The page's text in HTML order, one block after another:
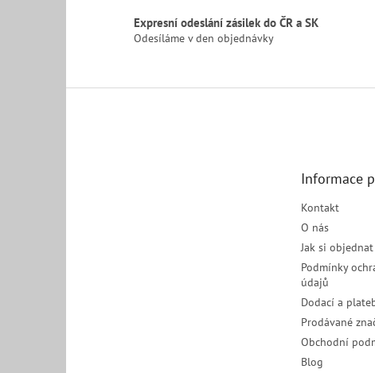
Expresní odeslání zásilek do ČR a SK
Odesíláme v den objednávky
Informace
Kontakt
O nás
Jak si objednat
Podmínky
údajů
Dodací a
Prodávané
Obchodní
Blog